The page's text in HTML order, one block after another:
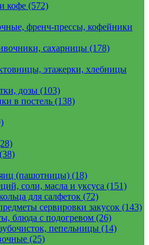
кофе (572)
френч-прессы, кофейники
сахарницы (178)
этажерки, хлебницы
дозы (103)
в постель (138)
(пашотницы) (18)
соли, масла и уксуса (151)
для салфеток (72)
сервировки закусок (143)
блюда с подогревом (26)
пепельницы (14)
(25)